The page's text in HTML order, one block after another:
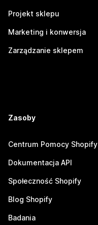
Projekt sklepu
Marketing i konwersja
Zarządzanie sklepem
Zasoby
Centrum Pomocy Shopify
Dokumentacja API
Społeczność Shopify
Blog Shopify
Badania